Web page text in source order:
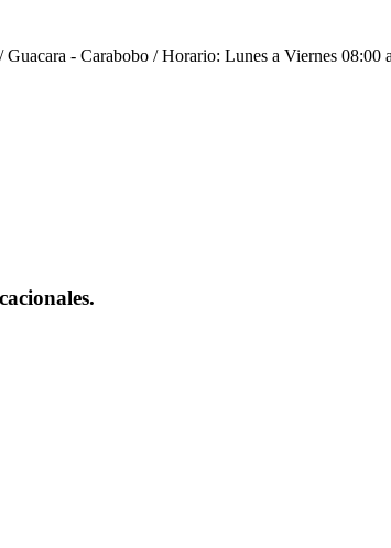
- Carabobo / Horario: Lunes a Viernes 08:00